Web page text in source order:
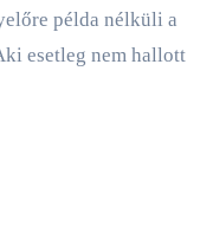
esetleg nem hallott